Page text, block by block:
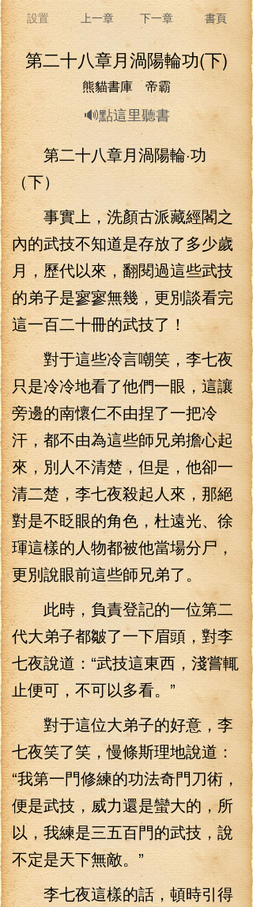
設置 上一章 下一章 書頁
第二十八章月渦陽輪功(下)
熊貓書庫 帝霸
🔊點這里聽書
第二十八章月渦陽輪·功
（下）
事實上，洗顏古派藏經閣之
內的武技不知道是存放了多少歲
月，歷代以來，翻閱過這些武技
的弟子是寥寥無幾，更別談看完
這一百二十冊的武技了！
對于這些冷言嘲笑，李七夜
只是冷冷地看了他們一眼，這讓
旁邊的南懷仁不由捏了一把冷
汗，都不由為這些師兄弟擔心起
來，別人不清楚，但是，他卻一
清二楚，李七夜殺起人來，那絕
對是不眨眼的角色，杜遠光、徐
琿這樣的人物都被他當場分尸，
更別說眼前這些師兄弟了。
此時，負責登記的一位第二
代大弟子都皺了一下眉頭，對李
七夜說道：“武技這東西，淺嘗輒
止便可，不可以多看。”
對于這位大弟子的好意，李
七夜笑了笑，慢條斯理地說道：
“我第一門修練的功法奇門刀術，
便是武技，威力還是蠻大的，所
以，我練是三五百門的武技，說
不定是天下無敵。”
李七夜這樣的話，頓時引得